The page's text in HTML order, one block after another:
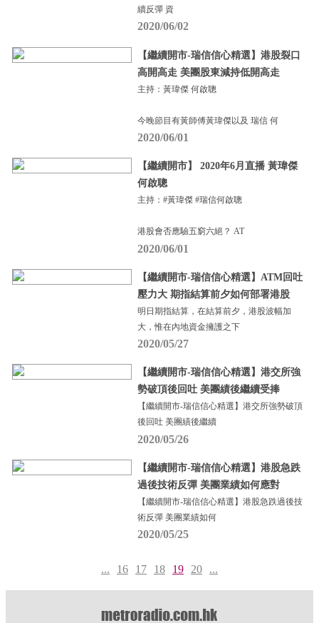
續反彈 資
2020/06/02
【繼續開市-瑞信信心精選】港股裂口
高開高走 美團股東減持低開高走
主持：黃瑋傑 何啟聰
今晚節目有黃師傅黃瑋傑以及 瑞信 何
2020/06/01
【繼續開市】 2020年6月直播 黃瑋傑
何啟聰
主持：#黃瑋傑 #瑞信何啟聰
港股會否應驗五窮六絕？ AT
2020/06/01
【繼續開市-瑞信信心精選】ATM回吐
壓力大 期指結算前夕如何部署港股
明日期指結算，在結算前夕，港股波幅加
大，惟在內地資金擁護之下
2020/05/27
【繼續開市-瑞信信心精選】港交所強
勢破頂後回吐 美團績後繼續受捧
【繼續開市-瑞信信心精選】港交所強勢破頂
後回吐 美團績後繼續
2020/05/26
【繼續開市-瑞信信心精選】港股急跌
過後技術反彈 美團業績如何應對
【繼續開市-瑞信信心精選】港股急跌過後技
術反彈 美團業績如何
2020/05/25
... 16 17 18 19 20 ...